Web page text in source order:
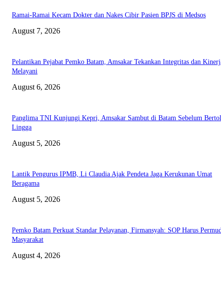
Ramai-Ramai Kecam Dokter dan Nakes Cibir Pasien BPJS di Medsos
August 7, 2026
Pelantikan Pejabat Pemko Batam, Amsakar Tekankan Integritas dan
Melayani
August 6, 2026
Panglima TNI Kunjungi Kepri, Amsakar Sambut di Batam Sebelum
Lingga
August 5, 2026
Lantik Pengurus IPMB, Li Claudia Ajak Pendeta Jaga Kerukunan Umat
Beragama
August 5, 2026
Pemko Batam Perkuat Standar Pelayanan, Firmansyah: SOP Harus
Masyarakat
August 4, 2026